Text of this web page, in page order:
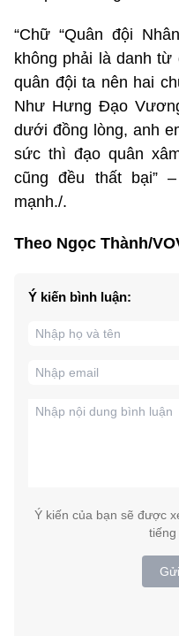
“Chữ “Quân đội
không phải là danh
quân đội ta nên hai
Như Hưng Đạo
dưới đồng lòng, anh
sức thì đạo quân
cũng đều thất bại”
mạnh./.
Theo Ngọc Thành/
Ý kiến bình luận:
Ý kiến của bạn sẽ được
tiếng